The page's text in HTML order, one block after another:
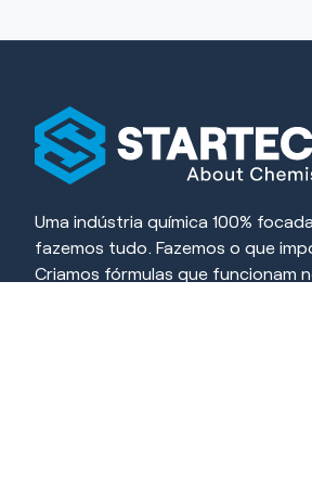
Uma indústria química 100%
fazemos tudo. Fazemos o que
Criamos fórmulas que funcionam